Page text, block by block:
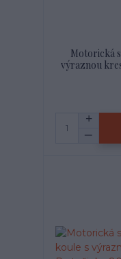
Motorická
výraznou